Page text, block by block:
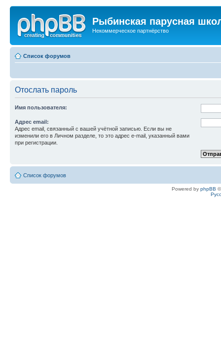
Рыбинская парусная
Некоммерческое партнёрство
Список форумов
Отослать пароль
Имя пользователя:
Адрес email:
Адрес email, связанный с вашей учётной записью. Если вы не
изменили его в Личном разделе, то это адрес e-mail, указанный вами
при регистрации.
Список форумов
Powered by phpBB